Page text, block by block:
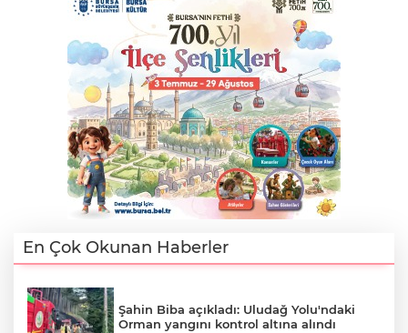
En Çok Okunan Haberler
Şahin Biba açıkladı: Uludağ Yolu'ndaki
Orman yangını kontrol altına alındı